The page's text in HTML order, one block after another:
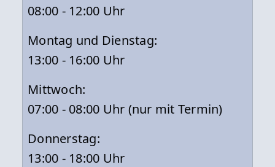
08:00 - 12:00 Uhr
Montag und Dienstag:
13:00 - 16:00 Uhr
Mittwoch:
07:00 - 08:00 Uhr (nur mit Termin)
Donnerstag:
13:00 - 18:00 Uhr